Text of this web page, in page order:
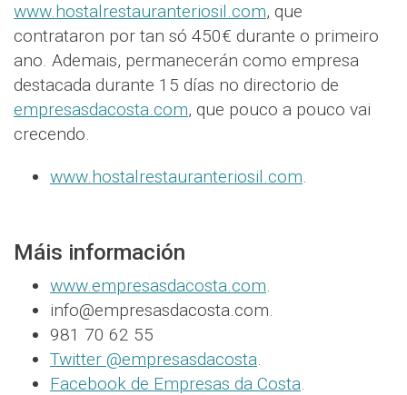
www.hostalrestauranteriosil.com, que
contrataron por tan só 450€ durante o primeiro
ano. Ademais, permanecerán como empresa
destacada durante 15 días no directorio de
empresasdacosta.com, que pouco a pouco vai
crecendo.
www.hostalrestauranteriosil.com.
Máis información
www.empresasdacosta.com.
info@empresasdacosta.com.
981 70 62 55
Twitter @empresasdacosta.
Facebook de Empresas da Costa.